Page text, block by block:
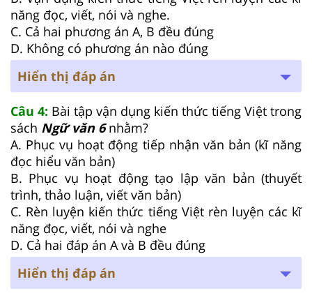
năng đọc, viết, nói và nghe.
C. Cả hai phương án A, B đều đúng
D. Không có phương án nào đúng
Hiển thị đáp án
Câu 4: Bài tập vận dụng kiến thức tiếng Việt trong
sách Ngữ văn 6nhằm?
A. Phục vụ hoạt động tiếp nhận văn bản (kĩ năng
đọc hiểu văn bản)
B. Phục vụ hoạt động tạo lập văn bản (thuyết
trình, thảo luận, viết văn bản)
C. Rèn luyện kiến thức tiếng Việt rèn luyện các kĩ
năng đọc, viết, nói và nghe
D. Cả hai đáp án A và B đều đúng
Hiển thị đáp án